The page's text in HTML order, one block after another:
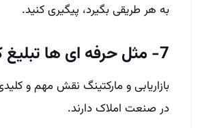
به هر طریقی بگیرد، پیگیری کنید.
7- مثل حرفه ­ای ها تبلیغ کنید
بازاریابی و مارکتینگ نقش مهم و
در صنعت املاک دارند.